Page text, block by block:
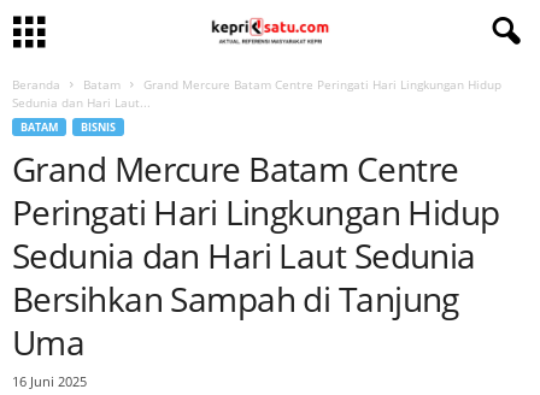
Beranda Batam
Grand Mercure Batam Centre Peringati Hari Lingkungan Hidup
Sedunia dan Hari Laut...
BATAM BISNIS
Grand Mercure Batam Centre
Peringati Hari Lingkungan Hidup
Sedunia dan Hari Laut Sedunia
Bersihkan Sampah di Tanjung
Uma
16 Juni 2025